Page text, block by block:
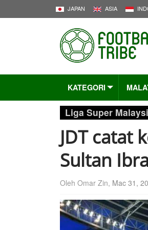
JAPAN ASIA
KATEGORI
Liga Super
JDT catat
Sultan
Oleh Omar Zin, Mac 31,